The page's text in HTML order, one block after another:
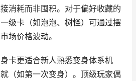
消耗而非囤积。对于偏好收藏的
级卡（如泡泡、树怪）可通过摆
场价格波动。
卡更适合新人熟悉变身体系机
（如第一次变身）。顶级玩家偶